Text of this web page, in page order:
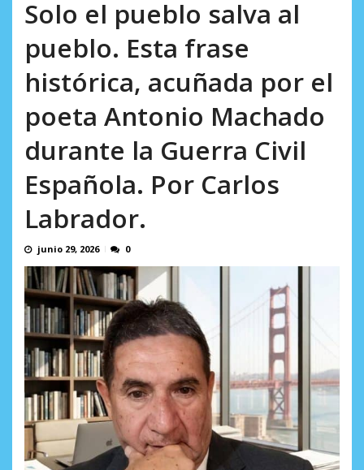
AGOSTO 6, 2026
Solo el pueblo salva al
pueblo. Esta frase
histórica, acuñada por el
poeta Antonio Machado
durante la Guerra Civil
Española. Por Carlos
Labrador.
junio 29, 2026 0